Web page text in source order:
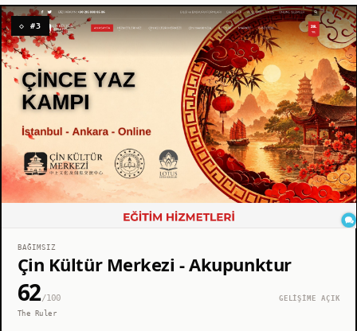
◇ #3
BAĞIMSIZ
Çin Kültür Merkezi - Akupunktur
62/100
GELİŞİME AÇIK
The Ruler